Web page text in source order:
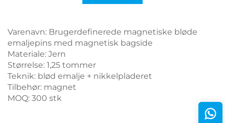
Varenavn: Brugerdefinerede magnetiske bløde
emaljepins med magnetisk bagside
Materiale: Jern
Størrelse: 1,25 tommer
Teknik: blød emalje + nikkelpladeret
Tilbehør: magnet
MOQ: 300 stk